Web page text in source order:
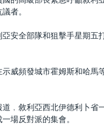
者。
安全部隊和狙擊手星期五
威頻發城市霍姆斯和哈馬
﹐敘利亞西北伊德利卜省
場反對派的集會。